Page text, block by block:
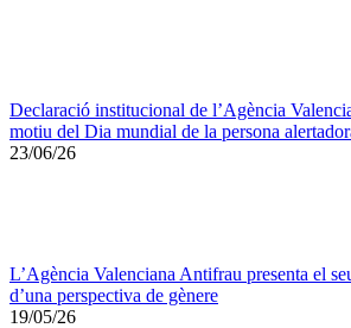
Declaració institucional de l’Agència
motiu del Dia mundial de la persona
23/06/26
L’Agència Valenciana Antifrau presenta el
d’una perspectiva de gènere
19/05/26